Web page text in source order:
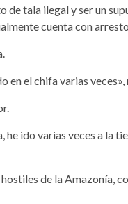
tala ilegal y ser un
cuenta con
en el chifa varias
ido varias veces a la
de la Amazonía,